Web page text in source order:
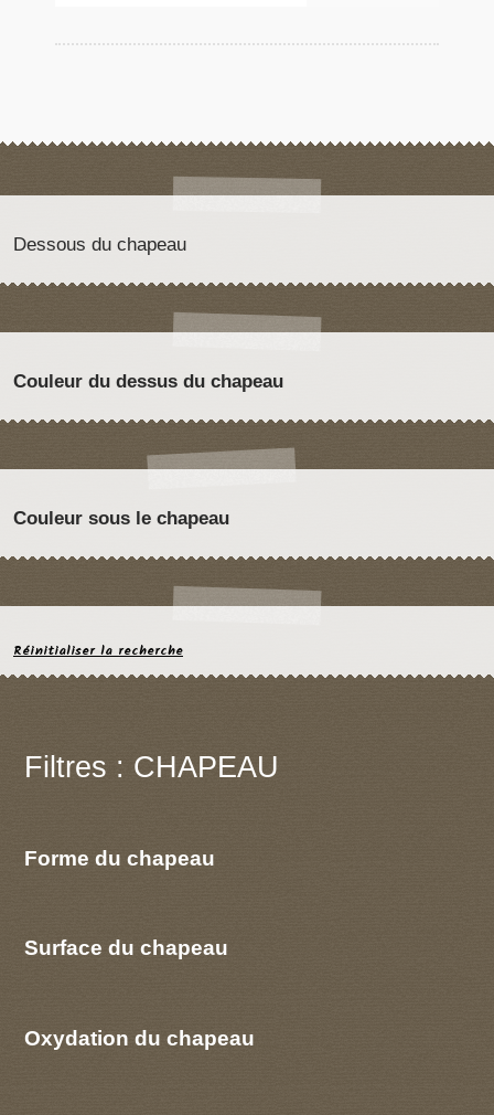
Dessous du chapeau
Couleur du dessus du chapeau
Couleur sous le chapeau
Réinitialiser la recherche
Filtres : CHAPEAU
Forme du chapeau
Surface du chapeau
Oxydation du chapeau